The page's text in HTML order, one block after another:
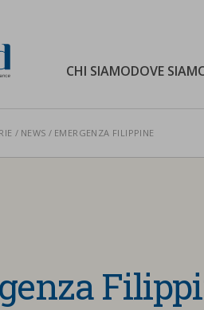
CHI SIAMODOVE
Cerca nel sito
NEWS EMERGENZA FILIPPINE